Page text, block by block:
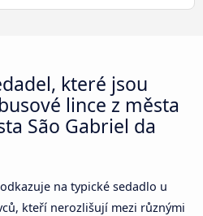
které jsou
lince z města
São Gabriel da
na typické sedadlo u
kteří nerozlišují mezi různými